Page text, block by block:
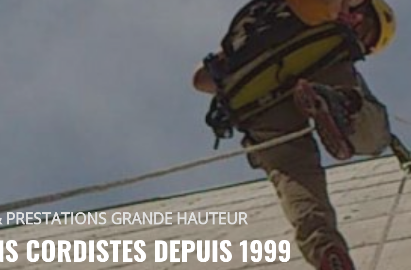
GRANDE HAUTEUR
CORDISTES DEPUIS 1999